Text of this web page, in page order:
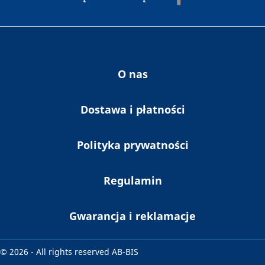
publikacji i informaji zawierających reklamy
r. i ustawy z dnia 10 maja 2018 r. o ochronie
O nas
Dostawa i płatności
Polityka prywatności
Regulamin
Gwarancja i reklamacje
© 2026 - All rights reserved AB-BIS